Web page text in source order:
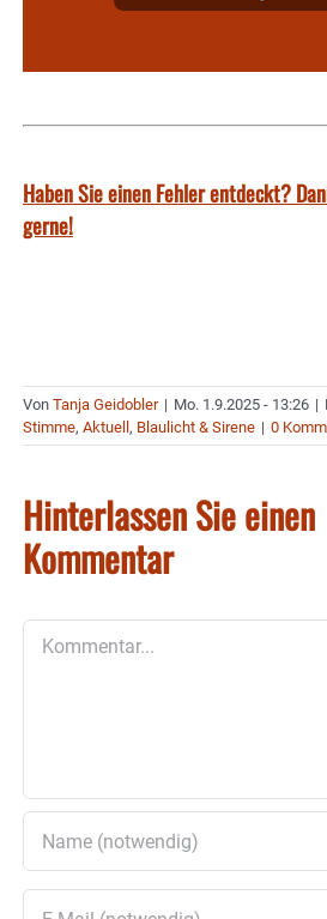
Haben Sie einen Fehler entdeckt?
gerne!
Von Tanja Geidobler | Mo. 1.9.2025 - 13:26 |
Stimme, Aktuell , Blaulicht & Sirene | 0
Hinterlassen Sie einen
Kommentar